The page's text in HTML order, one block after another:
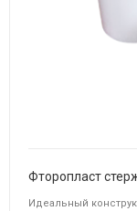
Фторопласт
Идеальный